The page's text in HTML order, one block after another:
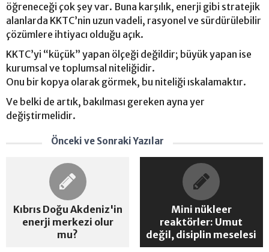
öğreneceği çok şey var. Buna karşılık, enerji gibi stratejik
alanlarda KKTC’nin uzun vadeli, rasyonel ve sürdürülebilir
çözümlere ihtiyacı olduğu açık.
KKTC’yi “küçük” yapan ölçeği değildir; büyük yapan ise
kurumsal ve toplumsal niteliğidir.
Onu bir kopya olarak görmek, bu niteliği ıskalamaktır.
Ve belki de artık, bakılması gereken ayna yer
değiştirmelidir.
Önceki ve Sonraki Yazılar
Kıbrıs Doğu Akdeniz'in
enerji merkezi olur
mu?
Mini nükleer
reaktörler: Umut
değil, disiplin meselesi